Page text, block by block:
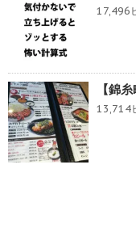
17,496
【錦
13,714